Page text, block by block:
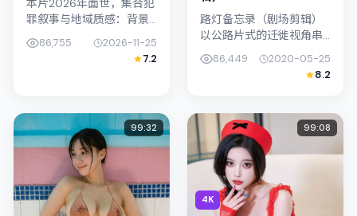
本片2026年面世，集合犯
罪叙事与地域质感：背景
设定与中国大陆的文化肌
理相呼应。导演岩井俊二
善用光影与声场塑造孤独
86,755
2026-11-25
7.2
路灯备忘录（剧场剪辑）
以公路片式的迁徙视角串
联情节，类型标签为传
记。滨口龙介强调纪实气
质与留白美学，黄政民的
换；若你正在查找...
86,449
2020-05-25
8.2
99:32
4K
99:08